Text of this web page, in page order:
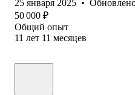
25 января 2025 •
50 000 ₽
Общий опыт
11 лет 11 месяцев